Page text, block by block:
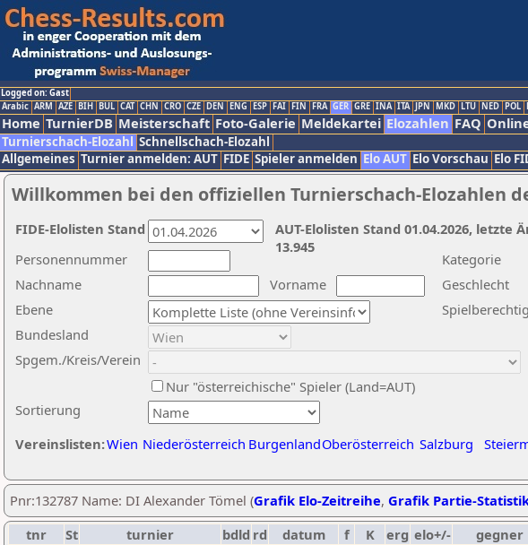
Logged on: Gast
Arabic ARM AZE BIH BUL CAT CHN CRO CZE DEN ENG ESP FAI FIN FRA GER GRE INA ITA JPN MKD LTU NED POL
Home TurnierDB Meisterschaft Foto-Galerie Meldekartei Elozahlen FAQ
Turnierschach-Elozahl Schnellschach-Elozahl
Allgemeines Turnier anmelden: AUT FIDE Spieler anmelden Elo AUT Elo Vorschau Elo
Willkommen bei den offiziellen Turnierschach-Elozahlen
Nachname
Vorname
Ebene
Kategorie
Sortierung
Personennummer
Bundesland
Spgem./Kreis/Verein
Geschlecht
Nur "österreichische" Spieler (Land=AUT)
Vereinslisten:Wien Niederösterreich BurgenlandOberösterreich Salzburg
AUT-Elolisten Stand 01.04.2026, letzte
13.945
FIDE-Elolisten Stand
Pnr:132787 Name: DI Alexander Tömel (Grafik Elo-Zeitreihe, Grafik Partie-
tnr
St turnier bdld rd datum f K erg elo+/- gegner